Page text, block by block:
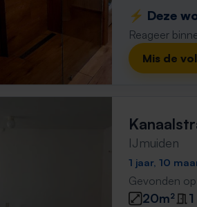
⚡️ Deze
Reageer
Mis de
IJmuiden
1 jaar, 10
Gevonden
20m²